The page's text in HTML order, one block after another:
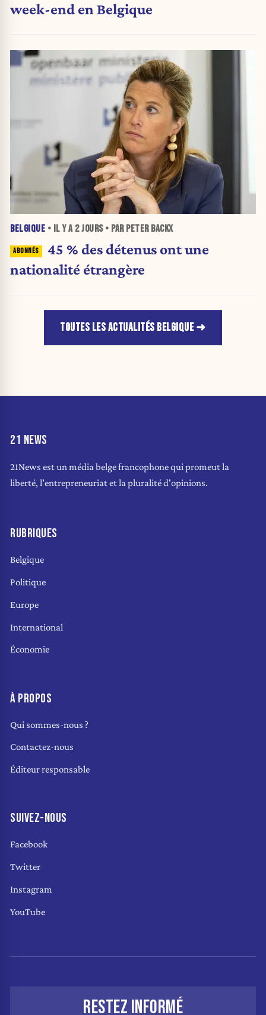
week-end en Belgique
BELGIQUE • IL Y A 2 JOURS• PAR PETER BACKX
45 % des détenus ont une
nationalité étrangère
TOUTES LES ACTUALITÉS BELGIQUE
21 NEWS
21News est un média belge francophone qui promeut la
liberté, l'entrepreneuriat et la pluralité d'opinions.
RUBRIQUES
Belgique
Politique
Europe
International
Économie
À PROPOS
Qui sommes-nous ?
Contactez-nous
Éditeur responsable
SUIVEZ-NOUS
Facebook
Twitter
Instagram
YouTube
RESTEZ INFORMÉ